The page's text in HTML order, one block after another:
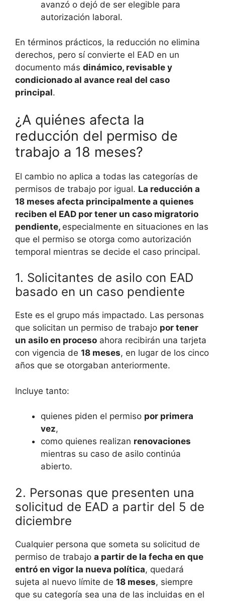
avanzó o dejó de ser elegible para
autorización laboral.
En términos prácticos, la reducción no elimina
derechos, pero sí convierte el EAD en un
documento más dinámico, revisable y
condicionado al avance real del caso
principal.
¿A quiénes afecta la
reducción del permiso de
trabajo a 18 meses?
El cambio no aplica a todas las categorías de
permisos de trabajo por igual. La reducción a
18 meses afecta principalmente a quienes
reciben el EAD por tener un caso migratorio
pendiente, especialmente en situaciones en las
que el permiso se otorga como autorización
temporal mientras se decide el caso principal.
1. Solicitantes de asilo con EAD
basado en un caso pendiente
Este es el grupo más impactado. Las personas
que solicitan un permiso de trabajo por tener
un asilo en proceso ahora recibirán una tarjeta
con vigencia de 18 meses, en lugar de los cinco
años que se otorgaban anteriormente.
Incluye tanto:
quienes piden el permiso por primera
vez,
como quienes realizan renovaciones
mientras su caso de asilo continúa
abierto.
2. Personas que presenten una
solicitud de EAD a partir del 5 de
diciembre
Cualquier persona que someta su solicitud de
permiso de trabajo a partir de la fecha en que
entró en vigor la nueva política, quedará
sujeta al nuevo límite de 18 meses, siempre
que su categoría sea una de las incluidas en el